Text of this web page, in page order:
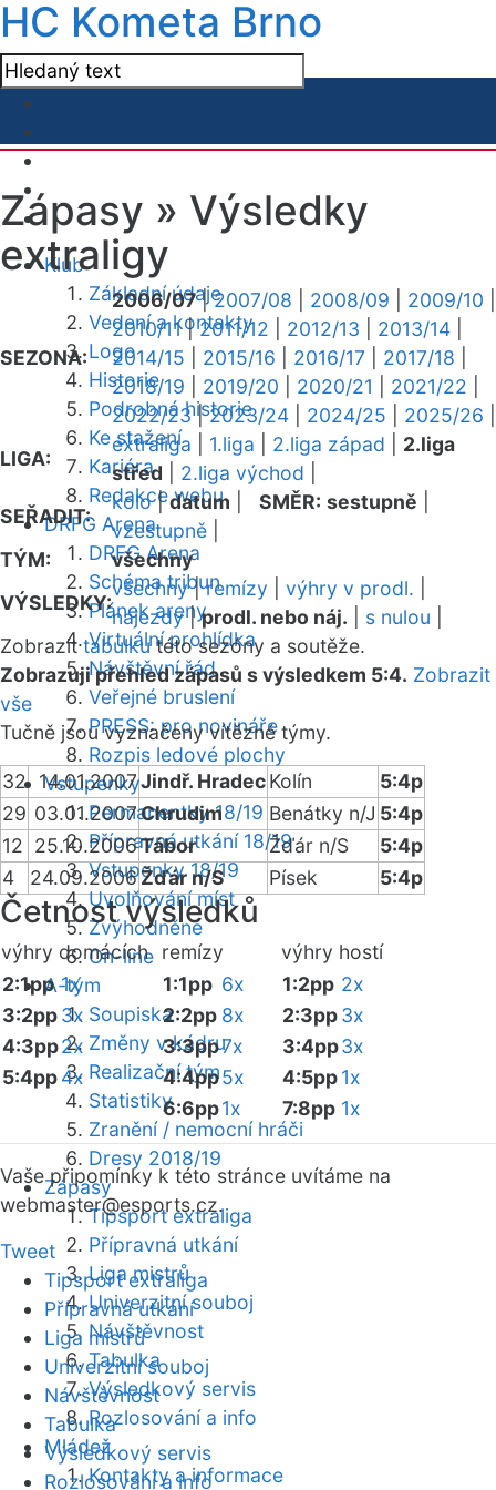
HC Kometa Brno
Klub
Základní údaje
Vedení a kontakty
Logo
Historie
Podrobná historie
Ke stažení
Kariéra
Redakce webu
DRFG Arena
DRFG Arena
Schéma tribun
Plánek areny
Virtuální prohlídka
Návštěvní řád
Veřejné bruslení
PRESS: pro novináře
Rozpis ledové plochy
Vstupenky
Permanentky 18/19
Přípravná utkání 18/19
Vstupenky 18/19
Uvolňování míst
Zvýhodněné
On-line
A-tým
Soupiska
Změny v kádru
Realizační tým
Statistiky
Zranění / nemocní hráči
Dresy 2018/19
Zápasy
Tipsport extraliga
Přípravná utkání
Liga mistrů
Univerzitní souboj
Návštěvnost
Tabulka
Výsledkový servis
Rozlosování a info
Mládež
Kontakty a informace
Zápasy » Výsledky
extraligy
SEZONA:
2006/07|2007/08 2008/09 2009/10
2010/11|2011/12 2012/13 2013/14
2014/15
2015/16 2016/17 2017/18
2018/19
2019/20 2020/21 2021/22
2022/23|2023/24 2024/25 2025/26
LIGA:
extraliga 1.liga 2.liga západ
2.liga
střed
2.liga východ
SEŘADIT:
kolo|datum SMĚR: sestupně
vzestupně
TÝM:
všechny
VÝSLEDKY:
všechny|remízy výhry v prodl.
nájezdy|prodl. nebo náj. s nulou
Zobrazittabulkutéto sezóny a soutěže.
Zobrazuji přehled zápasů s výsledkem 5:4. Zobrazit
vše
Tučně jsou vyznačeny vítězné týmy.
32 14.01.2007Jindř. HradecKolín
5:4p
29 03.01.2007Chrudim Benátky n/J 5:4p
12 25.10.2006Tábor Žďár n/S
5:4p
4
24.09.2006Žďár n/S Písek 5:4p
Četnost výsledků
výhry domácích remízy výhry hostí
2:1pp 1x
3:2pp3x
4:3pp2x
5:4pp4x
1:1pp 6x
2:2pp 8x
3:3pp7x
4:4pp5x
6:6pp1x
1:2pp 2x
2:3pp3x
3:4pp3x
4:5pp1x
7:8pp 1x
Vaše připomínky k této stránce uvítáme na
webmaster@esports.cz.
Tweet
Tipsport extraliga
Přípravná utkání
Liga mistrů
Univerzitní souboj
Návštěvnost
Tabulka
Výsledkový servis
Rozlosování a info